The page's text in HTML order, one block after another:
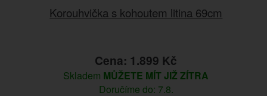
Korouhvička s kohoutem litina 69cm
Cena: 1.899 Kč
Skladem MŮŽETE MÍT JIŽ ZÍTRA
Doručíme do: 7.8.